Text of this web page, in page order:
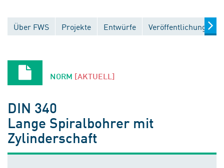
Über FWS Projekte Entwürfe Veröffentlichungen
NORM [AKTUELL]
DIN 340
Lange Spiralbohrer mit
Zylinderschaft